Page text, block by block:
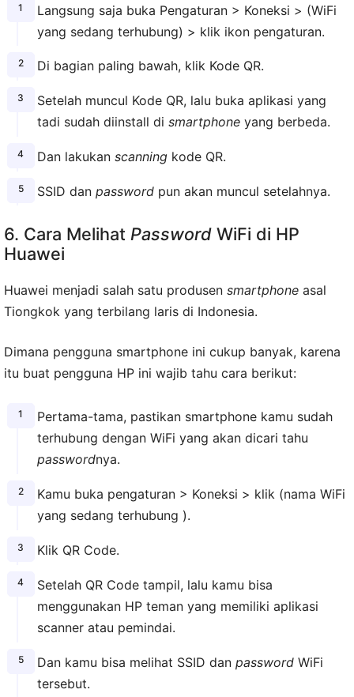
Langsung saja buka Pengaturan > Koneksi > (WiFi
yang sedang terhubung) > klik ikon pengaturan.
Di bagian paling bawah, klik Kode QR.
Setelah muncul Kode QR, lalu buka aplikasi yang
tadi sudah diinstall di smartphoneyang berbeda.
Dan lakukan scanningkode QR.
SSID dan passwordpun akan muncul setelahnya.
6. Cara Melihat Password WiFi di HP
Huawei
Huawei menjadi salah satu produsen smartphone asal
Tiongkok yang terbilang laris di Indonesia.
Dimana pengguna smartphone ini cukup banyak, karena
itu buat pengguna HP ini wajib tahu cara berikut:
Pertama-tama, pastikan smartphone kamu sudah
terhubung dengan WiFi yang akan dicari tahu
passwordnya.
Kamu buka pengaturan > Koneksi > klik (nama WiFi
yang sedang terhubung ).
Klik QR Code.
Setelah QR Code tampil, lalu kamu bisa
menggunakan HP teman yang memiliki aplikasi
scanner atau pemindai.
Dan kamu bisa melihat SSID dan passwordWiFi
tersebut.